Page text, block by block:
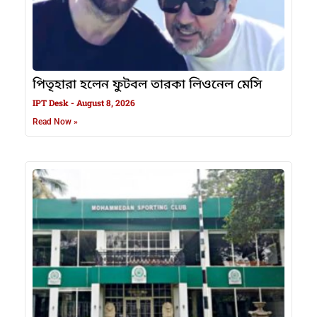
পিতৃহারা হলেন ফুটবল তারকা লিওনেল মেসি
IPT Desk August 8, 2026
Read Now »